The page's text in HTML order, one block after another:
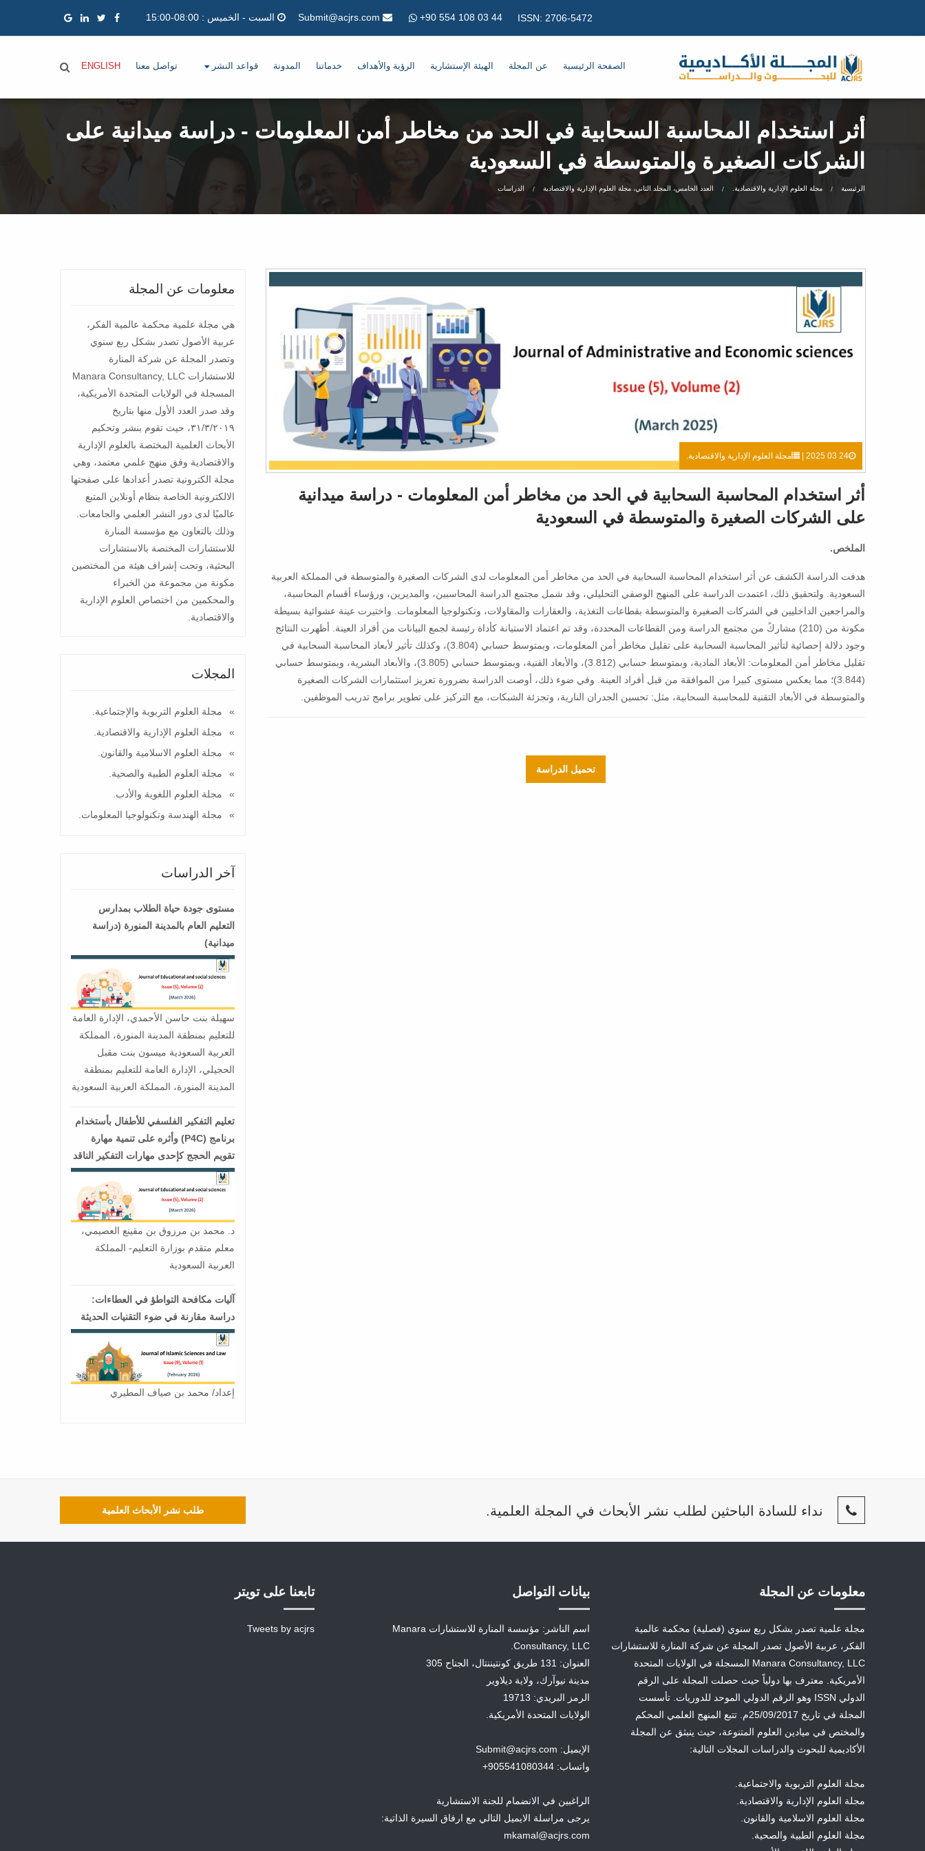
ISSN: 2706-5472
+90 554 108 03 44 السبت - الخميس : 08:00-15:00
الصفحة الرئيسية عن المجلة الهيئة الإستشارية الرؤية والأهداف خدماتنا المدونة قواعد النشر تواصل معنا ENGLISH
أثر استخدام المحاسبة السحابية في الحد من مخاطر أمن المعلومات - دراسة ميدانية على
الشركات الصغيرة والمتوسطة في السعودية
الرئيسية مجلة العلوم الإدارية والاقتصادية. العدد الخامس، المجلد الثاني، مجلة العلوم الإدارية والاقتصادية الدراسات
24 03 2025 | مجلة العلوم الإدارية والاقتصادية.
أثر استخدام المحاسبة السحابية في الحد من مخاطر أمن المعلومات - دراسة ميدانية
على الشركات الصغيرة والمتوسطة في السعودية
الملخص.
هدفت الدراسة الكشف عن أثر استخدام المحاسبة السحابية في الحد من مخاطر أمن المعلومات لدى الشركات الصغيرة والمتوسطة في المملكة العربية
السعودية. ولتحقيق ذلك، اعتمدت الدراسة على المنهج الوصفي التحليلي، وقد شمل مجتمع الدراسة المحاسبين، والمديرين، ورؤساء أقسام المحاسبة،
والمراجعين الداخليين في الشركات الصغيرة والمتوسطة بقطاعات التغذية، والعقارات والمقاولات، وتكنولوجيا المعلومات. واختيرت عينة عشوائية بسيطة
مكونة من (210) مشاركً من مجتمع الدراسة ومن القطاعات المحددة، وقد تم اعتماد الاستبانة كأداة رئيسة لجمع البيانات من أفراد العينة. أظهرت النتائج
وجود دلالة إحصائية لتأثير المحاسبة السحابية على تقليل مخاطر أمن المعلومات، وبمتوسط حسابي (3.804)، وكذلك تأثير لأبعاد المحاسبة السحابية في
تقليل مخاطر أمن المعلومات: الأبعاد المادية، وبمتوسط حسابي (3.812)، والأبعاد الفنية، وبمتوسط حسابي (3.805)، والأبعاد البشرية، وبمتوسط حسابي
(3.844)؛ مما يعكس مستوى كبيرا من الموافقة من قبل أفراد العينة. وفي ضوء ذلك، أوصت الدراسة بضرورة تعزيز استثمارات الشركات الصغيرة
والمتوسطة في الأبعاد التقنية للمحاسبة السحابية، مثل: تحسين الجدران النارية، وتجزئة الشبكات، مع التركيز على تطوير برامج تدريب الموظفين.
تحميل الدراسة
معلومات عن المجلة
هي مجلة علمية محكمة عالمية الفكر،
عربية الأصول تصدر بشكل ربع سنوي
وتصدر المجلة عن شركة المنارة
للاستشارات Manara Consultancy, LLC
المسجلة في الولايات المتحدة الأمريكية،
وقد صدر العدد الأول منها بتاريخ
٣١/٣/٢٠١٩، حيث تقوم بنشر وتحكيم
الأبحاث العلمية المختصة بالعلوم الإدارية
والاقتصادية وفق منهج علمي معتمد، وهي
مجلة الكترونية تصدر أعدادها على صفحتها
الالكترونية الخاصة بنظام أونلاين المتبع
عالميًا لدى دور النشر العلمي والجامعات.
وذلك بالتعاون مع مؤسسة المنارة
للاستشارات المختصة بالاستشارات
البحثية، وتحت إشراف هيئة من المختصين
مكونة من مجموعة من الخبراء
والمحكمين من اختصاص العلوم الإدارية
والاقتصادية.
المجلات
مجلة العلوم التربوية والإجتماعية.
مجلة العلوم الإدارية والاقتصادية.
مجلة العلوم الاسلامية والقانون.
مجلة العلوم الطبية والصحية.
مجلة العلوم اللغوية والأدب.
مجلة الهندسة وتكنولوجيا المعلومات.
آخر الدراسات
مستوى جودة حياة الطلاب بمدارس
التعليم العام بالمدينة المنورة (دراسة
ميدانية)
سهيلة بنت حاسن الأحمدي، الإدارة العامة
للتعليم بمنطقة المدينة المنورة، المملكة
العربية السعودية ميسون بنت مقبل
الحجيلي، الإدارة العامة للتعليم بمنطقة
المدينة المنورة، المملكة العربية السعودية
تعليم التفكير الفلسفي للأطفال بأستخدام
برنامج (P4C) وأثره على تنمية مهارة
تقويم الحجج كإحدى مهارات التفكير الناقد
د. محمد بن مرزوق بن مقينع العصيمي،
معلم متقدم بوزارة التعليم- المملكة
العربية السعودية
آليات مكافحة التواطؤ في العطاءات:
دراسة مقارنة في ضوء التقنيات الحديثة
إعداد/ محمد بن صياف المطيري
نداء للسادة الباحثين لطلب نشر الأبحاث في المجلة العلمية. طلب نشر الأبحاث العلمية
معلومات عن المجلة
مجلة علمية تصدر بشكل ربع سنوي (فصلية) محكمة عالمية
الفكر، عربية الأصول تصدر المجلة عن شركة المنارة للاستشارات
Manara Consultancy, LLC المسجلة في الولايات المتحدة
الأمريكية. معترف بها دولياً حيث حصلت المجلة على الرقم
الدولي ISSN وهو الرقم الدولي الموحد للدوريات. تأسست
المجلة في تاريخ 25/09/2017م. تتبع المنهج العلمي المحكم
والمختص في ميادين العلوم المتنوعة، حيث ينبثق عن المجلة
الأكاديمية للبحوث والدراسات المجلات التالية:
مجلة العلوم التربوية والاجتماعية.
مجلة العلوم الإدارية والاقتصادية.
مجلة العلوم الاسلامية والقانون.
مجلة العلوم الطبية والصحية.
بيانات التواصل
اسم الناشر: مؤسسة المنارة للاستشارات Manara
Consultancy, LLC.
العنوان: 131 طريق كونتيننتال، الجناح 305
مدينة نيوآرك، ولاية ديلاوير
الرمز البريدي: 19713
الولايات المتحدة الأمريكية.
الإيميل: Submit@acjrs.com
واتساب: 905541080344+
الراغبين في الانضمام للجنة الاستشارية
يرجى مراسلة الايميل التالي مع ارفاق السيرة الذاتية:
mkamal@acjrs.com
تابعنا على تويتر
Tweets by acjrs